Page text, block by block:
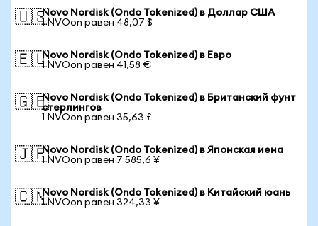
🇺🇸Novo Nordisk (Ondo Tokenized) в Доллар США
1 NVOon равен 48,07 $
🇪🇺Novo Nordisk (Ondo Tokenized) в Евро
1 NVOon равен 41,58 €
🇬🇧Novo Nordisk (Ondo Tokenized) в Британский фунт
стерлингов
1 NVOon равен 35,63 £
🇯🇵Novo Nordisk (Ondo Tokenized) в Японская иена
1 NVOon равен 7 585,6 ¥
🇨🇳Novo Nordisk (Ondo Tokenized) в Китайский юань
1 NVOon равен 324,33 ¥